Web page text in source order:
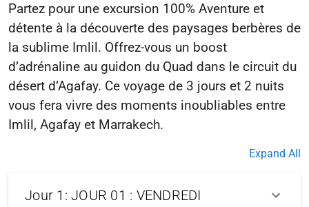
Partez pour une excursion 100% Aventure et
détente à la découverte des paysages berbères de
la sublime Imlil. Offrez-vous un boost
d’adrénaline au guidon du Quad dans le circuit du
désert d’Agafay. Ce voyage de 3 jours et 2 nuits
vous fera vivre des moments inoubliables entre
Expand All
Jour 1: JOUR 01 : VENDREDI